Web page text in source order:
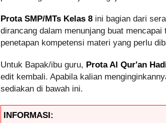
Prota SMP/MTs Kelas 8 ini bagian dari
dirancang dalam menunjang buat
penetapan kompetensi materi yang perlu
Untuk Bapak/ibu guru, Prota Al Qur'an
edit kembali. Apabila kalian
sediakan di bawah ini.
INFORMASI: